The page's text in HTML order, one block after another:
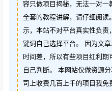
容只做项目揭秘，无法一对一
全套的教程讲解，请仔细阅
示，本站不对平台真实性负
键词自己选择平台。 因为文
时间差，所以有些项目红利
自己判断。 本网站仅做资源
司上收费几百上千的项目我免